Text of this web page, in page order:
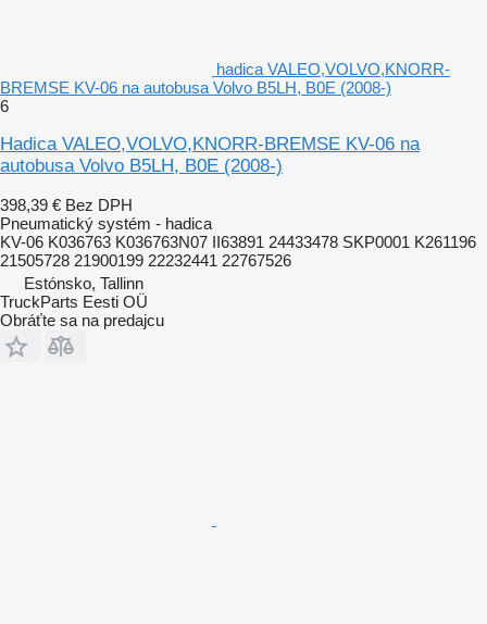
hadica VALEO,VOLVO,KNORR-
BREMSE KV-06 na autobusa Volvo B5LH, B0E (2008-)
6
Hadica VALEO,VOLVO,KNORR-BREMSE KV-06 na
autobusa Volvo B5LH, B0E (2008-)
398,39 € Bez DPH
Pneumatický systém - hadica
KV-06 K036763 K036763N07 II63891 24433478 SKP0001 K261196
21505728 21900199 22232441 22767526
Estónsko, Tallinn
TruckParts Eesti OÜ
Obráťte sa na predajcu